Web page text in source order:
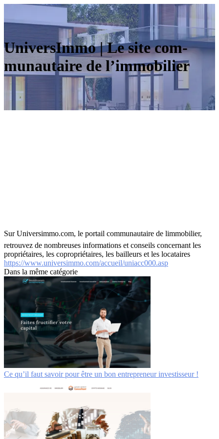
UniversImmo | Le site com­
munautai­re de l’immobilier
Sur Universimmo.com, le portail communautaire de limmobilier,
retrouvez de nombreuses informations et conseils concernant les
propriétaires, les copropriétaires, les bailleurs et les locataires
https://www.universimmo.com/accueil/uniacc000.asp
Dans la même catégorie
Ce qu’il faut savoir pour être un bon entrepreneur investisseur !